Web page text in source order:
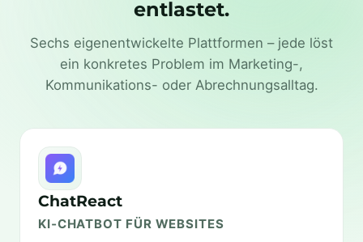
entlastet.
Sechs eigenentwickelte Plattformen – jede löst
ein konkretes Problem im Marketing-,
Kommunikations- oder Abrechnungsalltag.
ChatReact
KI‑CHATBOT FÜR WEBSITES